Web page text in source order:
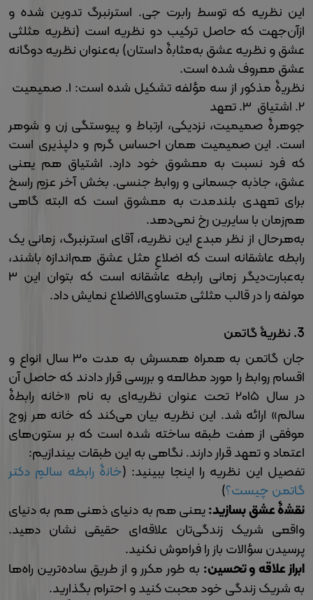
این نظریه که توسط رابرت جی. استرنبرگ تدوین شده و
ازآن‌جهت که حاصل ترکیب دو نظریه است (نظریه مثلثی
عشق و نظریه عشق به‌مثابۀ داستان) به‌عنوان نظریه دوگانه
عشق معروف شده است.
نظریۀ مذکور از سه مؤلفه تشکیل شده است: 1. صمیمیت
2. اشتیاق 3. تعهد
جوهرۀ صمیمیت، نزدیکی، ارتباط و پیوستگی زن و شوهر
است. این صمیمیت همان احساس گرم و دلپذیری است
که فرد نسبت به معشوق خود دارد. اشتیاق هم یعنی
عشق، جاذبه جسمانی و روابط جنسی. بخش آخر عزمِ راسخ
برای تعهدی بلندمدت به معشوق است که البته گاهی
هم‌زمان با سایرین رخ نمی‌دهد.
به‌هرحال از نظر مبدع این نظریه، آقای استرنبرگ، زمانی یک
رابطه عاشقانه است که اضلاعِ مثل عشق هم‌اندازه باشند،
به‌عبارت‌دیگر زمانی رابطه عاشقانه است که بتوان این 3
مولفه را در قالب مثلثی متساوی‌الاضلاع نمایش داد.
3. نظریۀ گاتمن
جان گاتمن به همراه همسرش به مدت 30 سال انواع و
اقسام روابط را مورد مطالعه و بررسی قرار دادند که حاصل آن
در سال 2015 تحت عنوان نظریه‌ای به نام «خانه رابطۀ
سالم» ارائه شد. این نظریه بیان می‌کند که خانه هر زوج
موفقی از هفت طبقه ساخته شده است که بر ستون‌های
اعتماد و تعهد قرار دارند. نگاهی به این طبقات بیندازیم:
تفصیل این نظریه را اینجا ببینید: (خانۀ رابطه سالمِ دکتر
گاتمن چیست؟)
نقشۀ عشق بسازید:یعنی هم به دنیای ذهنی هم به دنیای
واقعی شریک زندگی‌تان علاقه‌ای حقیقی نشان دهید.
پرسیدن سؤالات باز را فراموش نکنید.
ابراز علاقه و تحسین: به طور مکرر و از طریق ساده‌ترین راه‌ها
به شریک زندگی خود محبت کنید و احترام بگذارید.